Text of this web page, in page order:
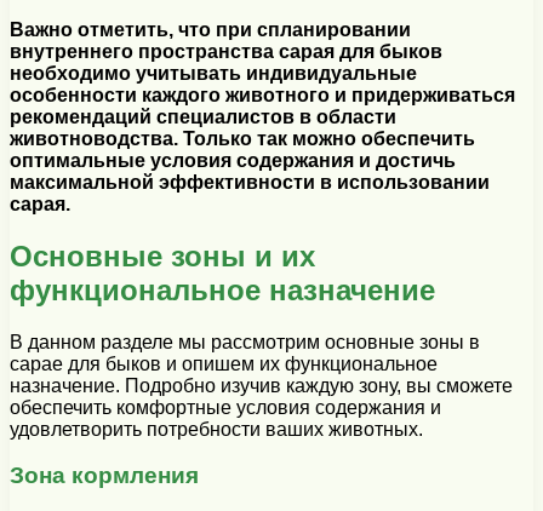
Важно отметить, что при спланировании
внутреннего пространства сарая для быков
необходимо учитывать индивидуальные
особенности каждого животного и придерживаться
рекомендаций специалистов в области
животноводства. Только так можно обеспечить
оптимальные условия содержания и достичь
максимальной эффективности в использовании
сарая.
Основные зоны и их
функциональное назначение
В данном разделе мы рассмотрим основные зоны в
сарае для быков и опишем их функциональное
назначение. Подробно изучив каждую зону, вы сможете
обеспечить комфортные условия содержания и
удовлетворить потребности ваших животных.
Зона кормления